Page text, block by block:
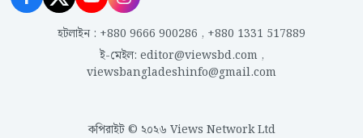
হটলাইন : +880 9666 900286 , +880 1331 517889
ই-মেইল: editor@viewsbd.com,
viewsbangladeshinfo@gmail.com
কপিরাইট © ২০২৬ Views Network Ltd